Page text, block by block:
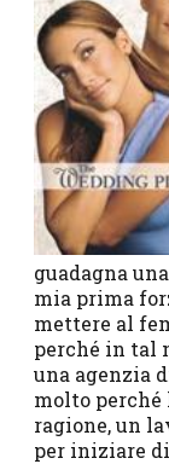
guadagna
mia prima
mettere al
perché in tal
una agenzia
molto perché
ragione, un
per iniziare